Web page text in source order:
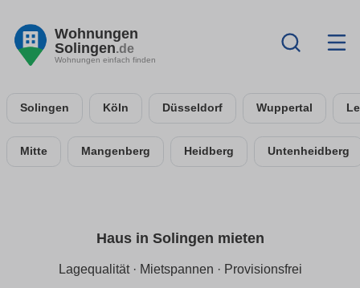
Wohnungen
Solingen.de
Wohnungen einfach finden
Solingen Köln Düsseldorf Wuppertal
Mitte Mangenberg Heidberg Untenheidberg
Haus in Solingen mieten
Lagequalität · Mietspannen · Provisionsfrei